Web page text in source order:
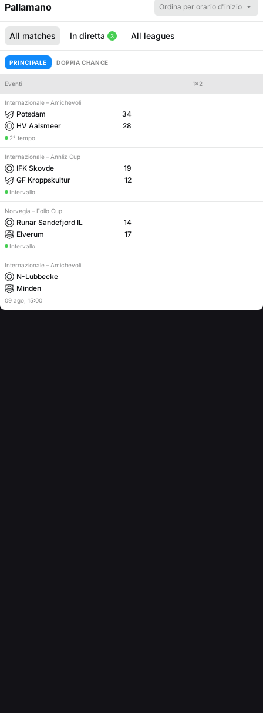
Pallamano Ordina per orario d'inizio
All matches In diretta 3 All leagues
PRINCIPALE DOPPIA CHANCE
Eventi 1x2
Internazionale – Amichevoli
Potsdam
HV Aalsmeer
2° tempo
34
28
Internazionale – Annliz Cup
IFK Skovde
GF Kroppskultur
Intervallo
19
12
Norvegia – Follo Cup
Runar Sandefjord IL
Elverum
Intervallo
14
17
Internazionale – Amichevoli
N-Lubbecke
Minden
09 ago, 15:00